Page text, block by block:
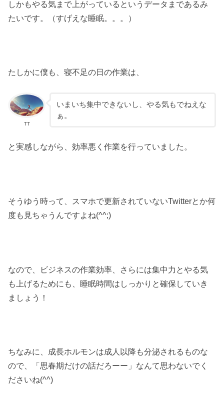
しかもやる気まで上がっているというデータまであるみ
たいです。（すげえな睡眠。。。）
たしかに僕も、寝不足の日の作業は、
TT
いまいち集中できないし、やる気もでねえな
ぁ。
と実感しながら、効率悪く作業を行っていました。
そうゆう時って、スマホで更新されていないTwitterとか何
度も見ちゃうんですよね(^^;)
なので、ビジネスの作業効率、さらには集中力とやる気
も上げるためにも、睡眠時間はしっかりと確保していき
ましょう！
ちなみに、成長ホルモンは成人以降も分泌されるものな
ので、「思春期だけの話だろーー」なんて思わないでく
ださいね(^^)